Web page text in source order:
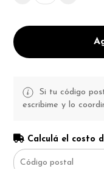
Si tu código
escribime y lo
Calculá el costo